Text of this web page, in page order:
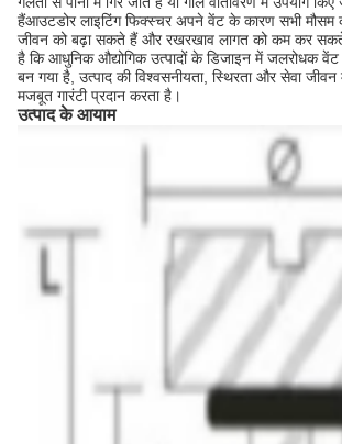
हैंआउटडोर लाइटिंग फिक्स्चर अपने वेंट के कारण सभी मौसम
जीवन को बढ़ा सकते हैं और रखरखाव लागत को कम कर
है कि आधुनिक औद्योगिक उत्पादों के डिजाइन में जलरोधक
बन गया है, उत्पाद की विश्वसनीयता, स्थिरता और सेवा
मजबूत गारंटी प्रदान करता है।
उत्पाद के आयाम